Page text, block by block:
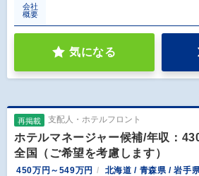
会社
概要
気になる
再掲載 支配人・ホテルフロント
ホテルマネージャー候補/年収：
全国（ご希望を考慮します）
450万円～549万円
北海道 / 青森県 / 岩手